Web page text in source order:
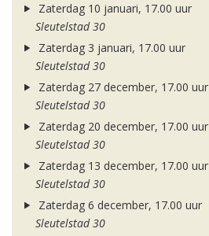
Zaterdag 10 januari, 17.00 uur
Sleutelstad 30
Zaterdag 3 januari, 17.00 uur
Sleutelstad 30
Zaterdag 27 december, 17.00 uur
Sleutelstad 30
Zaterdag 20 december, 17.00 uur
Sleutelstad 30
Zaterdag 13 december, 17.00 uur
Sleutelstad 30
Zaterdag 6 december, 17.00 uur
Sleutelstad 30